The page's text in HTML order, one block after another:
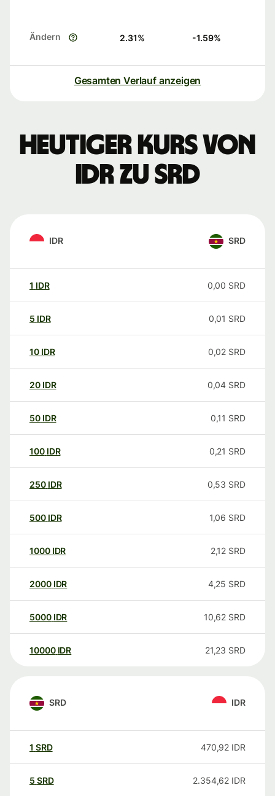
Ändern 2.31% -1.59%
Gesamten Verlauf anzeigen
Heutiger Kurs von
IDR zu SRD
IDR SRD
1 IDR 0,00 SRD
5 IDR 0,01 SRD
10 IDR 0,02 SRD
20 IDR 0,04 SRD
50 IDR 0,11 SRD
100 IDR 0,21 SRD
250 IDR 0,53 SRD
500 IDR 1,06 SRD
1000 IDR 2,12 SRD
2000 IDR 4,25 SRD
5000 IDR 10,62 SRD
10000 IDR 21,23 SRD
SRD IDR
1 SRD 470,92 IDR
5 SRD 2.354,62 IDR